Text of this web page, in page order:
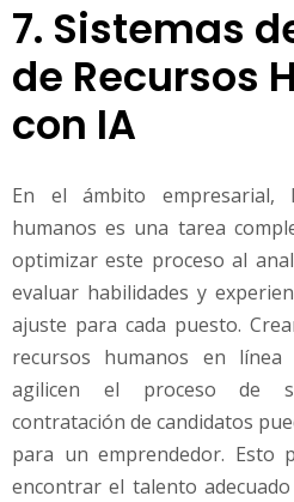
7. Sistemas
de Recursos
con IA
En el ámbito empresarial,
humanos es una tarea
optimizar este proceso al
evaluar habilidades y
ajuste para cada puesto.
recursos humanos en
agilicen el proceso de
contratación de candidatos
para un emprendedor. Esto
encontrar el talento